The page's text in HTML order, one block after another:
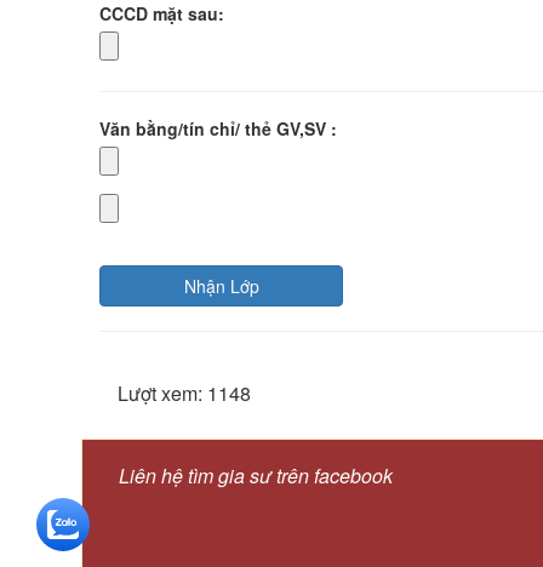
CCCD mặt sau:
Văn bằng/tín chỉ/ thẻ GV,SV :
Nhận Lớp
Lượt xem: 1148
Liên hệ tìm gia sư trên facebook